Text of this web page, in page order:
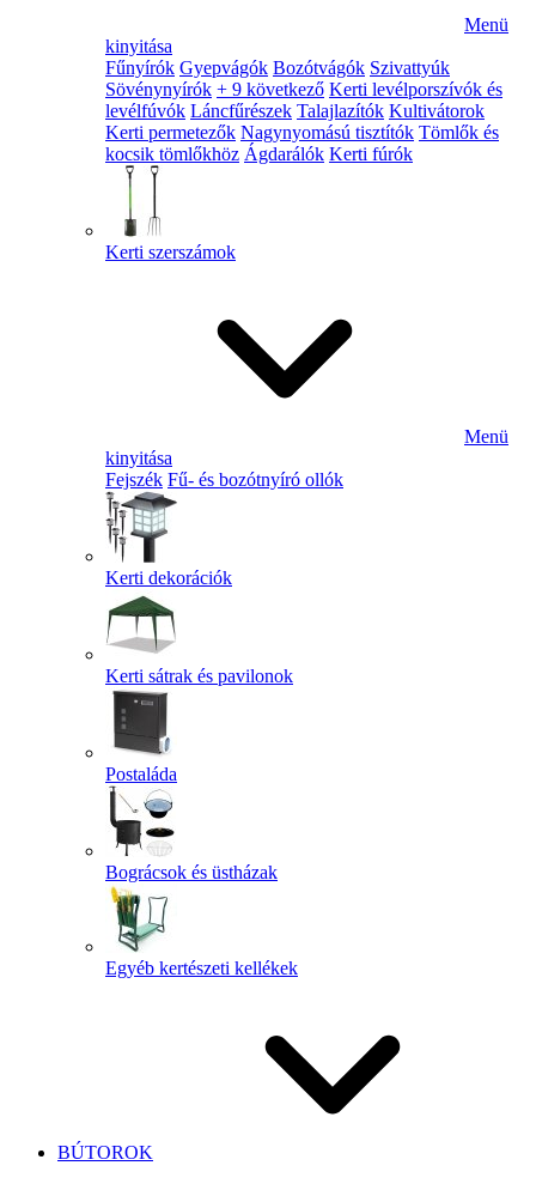
Menü
kinyitása
Fűnyírók Gyepvágók Bozótvágók Szivattyúk
Sövénynyírók + 9 következő Kerti levélporszívók és
levélfúvók Láncfűrészek Talajlazítók Kultivátorok
Kerti permetezők Nagynyomású tisztítók Tömlők és
kocsik tömlőkhöz Ágdarálók Kerti fúrók
Kerti szerszámok
Menü
kinyitása
Fejszék Fű- és bozótnyíró ollók
Kerti dekorációk
Kerti sátrak és pavilonok
Postaláda
Bográcsok és üstházak
Egyéb kertészeti kellékek
BÚTOROK